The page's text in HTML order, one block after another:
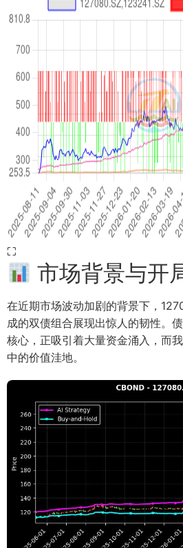
⛶
市场背景与开
在近期市场波动加剧的背景下，
成的双债组合展现出惊人的韧性。
核心，正吸引着大量资金涌入，而
中的价值洼地。